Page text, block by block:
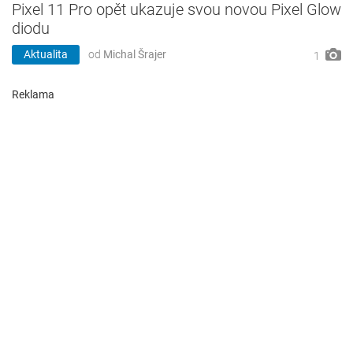
Pixel 11 Pro opět ukazuje svou novou Pixel Glow
diodu
Aktualita od Michal Šrajer 1
Reklama